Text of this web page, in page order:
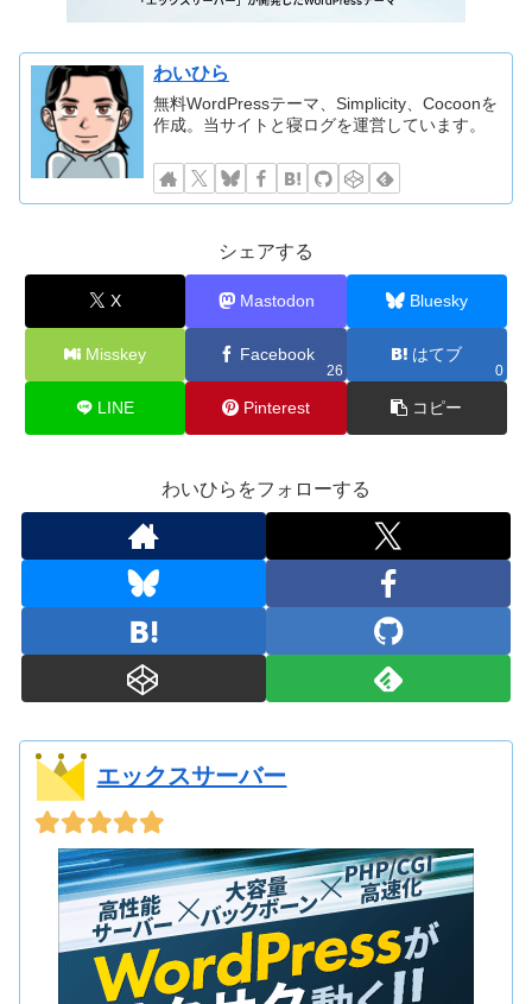
わいひら
無料WordPressテーマ、Simplicity、Cocoonを
作成。当サイトと寝ログを運営しています。
シェアする
X Mastodon Bluesky
Misskey Facebook
26
はてブ
0
LINE Pinterest コピー
わいひらをフォローする
エックスサーバー